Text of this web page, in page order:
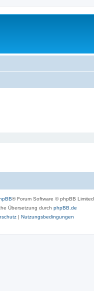
® Forum Software © phpBB Limited
Übersetzung durch phpBB.de
| Nutzungsbedingungen